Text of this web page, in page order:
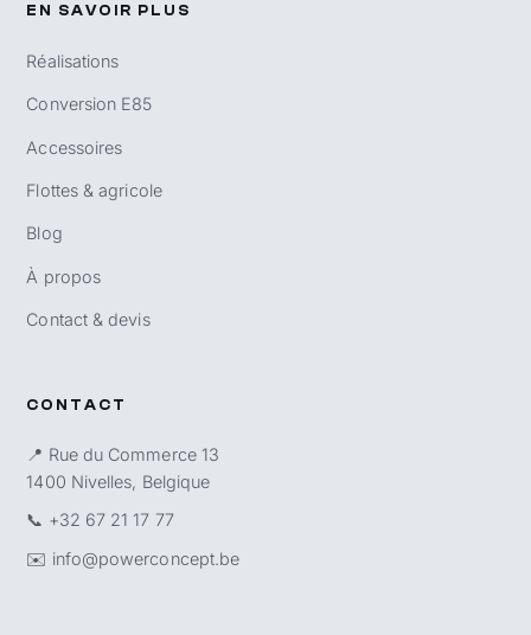
EN SAVOIR PLUS
Réalisations
Conversion E85
Accessoires
Flottes & agricole
Blog
À propos
Contact & devis
CONTACT
📍 Rue du Commerce 13
1400 Nivelles, Belgique
📞 +32 67 21 17 77
✉️ info@powerconcept.be